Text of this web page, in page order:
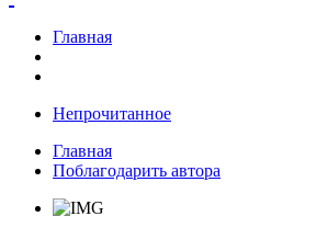
Главная
Непрочитанное
Главная
Поблагодарить автора